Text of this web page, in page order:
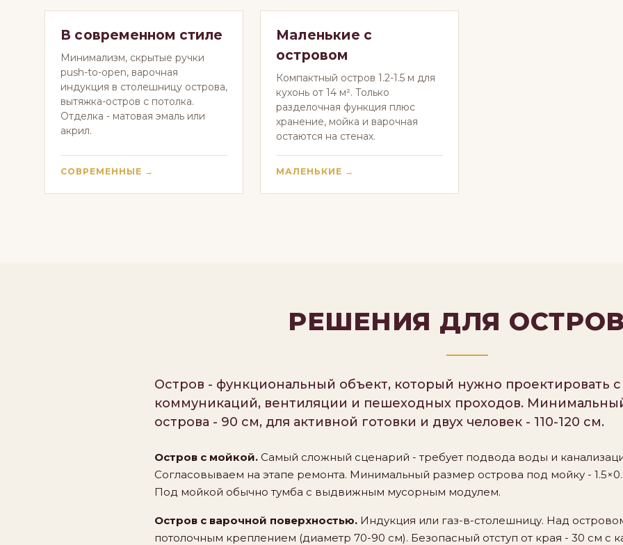
В современном стиле
Минимализм, скрытые ручки
push-to-open, варочная
индукция в столешницу острова,
вытяжка-остров с потолка.
Отделка - матовая эмаль или
акрил.
СОВРЕМЕННЫЕ →
Маленькие с
островом
Компактный остров 1.2-1.5 м для
кухонь от 14 м². Только
разделочная функция плюс
хранение, мойка и варочная
остаются на стенах.
МАЛЕНЬКИЕ →
РЕШЕНИЯ ДЛЯ
Остров - функциональный объект, который нужно проектировать
коммуникаций, вентиляции и пешеходных проходов.
острова - 90 см, для активной готовки и двух человек - 110-120 см.
Остров с мойкой. Самый сложный сценарий - требует подвода воды и
Согласовываем на этапе ремонта. Минимальный размер острова под мойку -
Под мойкой обычно тумба с выдвижным мусорным модулем.
Остров с варочной поверхностью. Индукция или газ-в-столешницу. Над
потолочным креплением (диаметр 70-90 см). Безопасный отступ от края - 30 см с